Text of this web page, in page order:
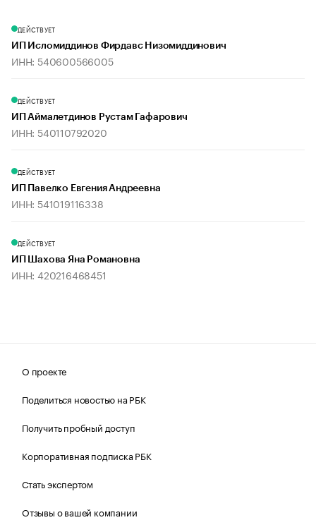
ДЕЙСТВУЕТ
ИП Исломиддинов Фирдавс Низомиддинович
ИНН: 540600566005
ДЕЙСТВУЕТ
ИП Аймалетдинов Рустам Гафарович
ИНН: 540110792020
ДЕЙСТВУЕТ
ИП Павелко Евгения Андреевна
ИНН: 541019116338
ДЕЙСТВУЕТ
ИП Шахова Яна Романовна
ИНН: 420216468451
О проекте
Поделиться новостью на РБК
Получить пробный доступ
Корпоративная подписка РБК
Стать экспертом
Отзывы о вашей компании